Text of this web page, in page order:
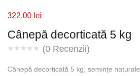
Cânepă decorticată 5 kg
(0 Recenzii)
322.00 lei
Cânepă decorticată 5 kg, semințe